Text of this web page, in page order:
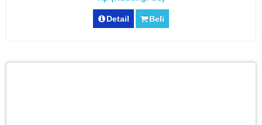
Detail Beli